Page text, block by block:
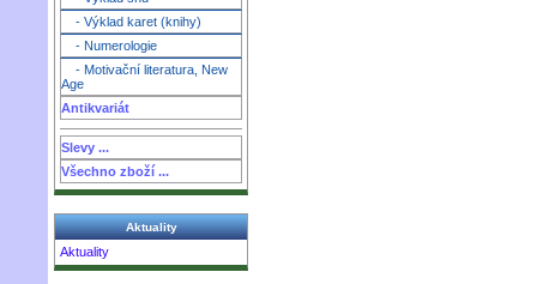
- Výklad karet (knihy)
- Numerologie
- Motivační literatura, New
Age
Antikvariát
Slevy ...
Všechno zboží ...
Aktuality
Aktuality